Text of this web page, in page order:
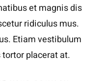
et magnis dis
ridiculus mus.
Etiam vestibulum
placerat at.